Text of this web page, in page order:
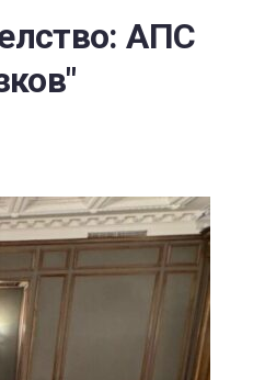
АПС